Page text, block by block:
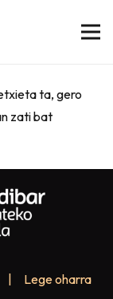
ta, gero
zati bat
Lege oharra